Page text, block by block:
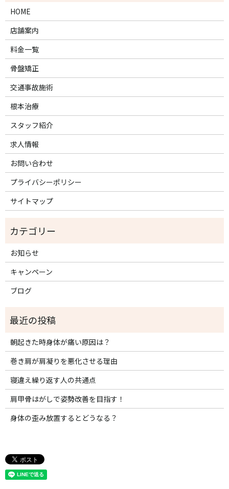
HOME
店舗案内
料金一覧
骨盤矯正
交通事故施術
根本治療
スタッフ紹介
求人情報
お問い合わせ
プライバシーポリシー
サイトマップ
お知らせ
キャンペーン
ブログ
朝起きた時身体が痛い原因は？
巻き肩が肩凝りを悪化させる理由
寝違え繰り返す人の共通点
肩甲骨はがしで姿勢改善を目指す！
身体の歪み放置するとどうなる？